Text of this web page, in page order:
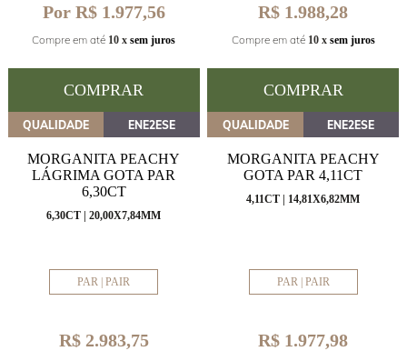
Por R$ 1.977,56
Compre em até 10 x sem juros
COMPRAR
R$ 1.988,28
Compre em até 10 x sem juros
COMPRAR
QUALIDADE ENE2ESE
MORGANITA PEACHY
LÁGRIMA GOTA PAR
6,30CT
6,30CT | 20,00X7,84MM
PAR | PAIR
R$ 2.983,75
QUALIDADE ENE2ESE
MORGANITA PEACHY
GOTA PAR 4,11CT
4,11CT | 14,81X6,82MM
PAR | PAIR
R$ 1.977,98